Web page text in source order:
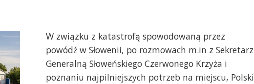
W związku z katastrofą spowodowaną przez
powódź w Słowenii, po rozmowach m.in z Sekretarz
Generalną Słoweńskiego Czerwonego Krzyża i
poznaniu najpilniejszych potrzeb na miejscu, Polski